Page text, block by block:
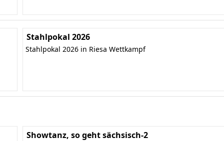
Stahlpokal 2026
Stahlpokal 2026 in Riesa Wettkampf
Showtanz, so geht sächsisch-2